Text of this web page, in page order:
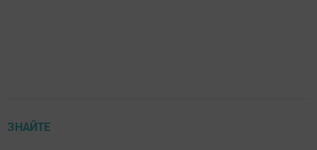
ЗНАЙТЕ